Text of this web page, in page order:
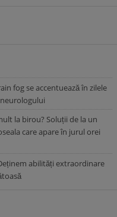
fog se accentuează în zilele
la birou? Soluții de la un
care apare în jurul orei
abilități extraordinare